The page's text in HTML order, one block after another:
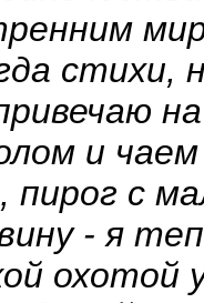
стихи,
и
с
- я
охотой